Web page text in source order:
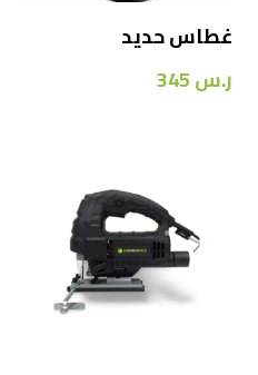
غطاس حديد
ر.س345